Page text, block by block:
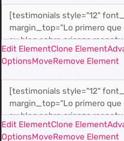
Edit ElementClone Element
OptionsMoveRemove Element
Edit ElementClone Element
OptionsMoveRemove Element